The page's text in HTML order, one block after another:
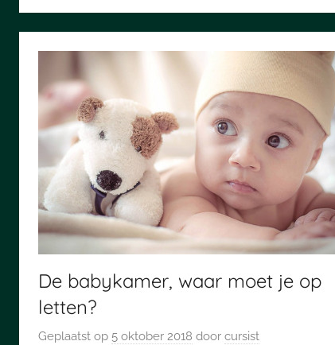
De babykamer, waar moet je op
letten?
Geplaatst op 5 oktober 2018 door cursist